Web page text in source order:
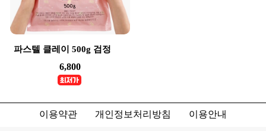
파스텔 클레이 500g 검정
6,800
이용약관 개인정보처리방침 이용안내